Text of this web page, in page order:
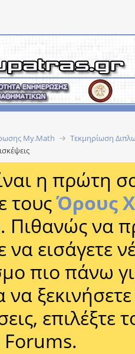
Μy.Math
Τεκμηρίωση
η πρώτη
τουςΌρους
Πιθανώς να
να εισάγετε
πιο πάνω
να
επιλέξτε
Forums.